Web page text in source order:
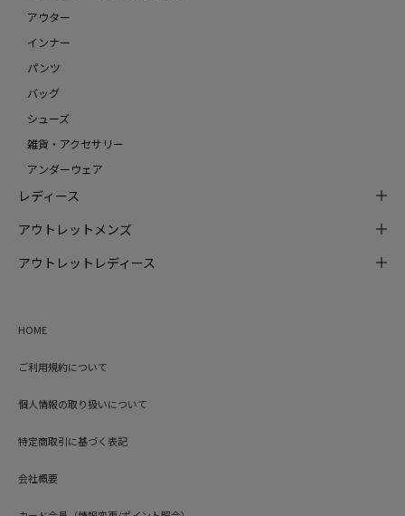
アウター
インナー
パンツ
バッグ
シューズ
雑貨・アクセサリー
アンダーウェア
レディース
アウトレットメンズ
アウトレットレディース
HOME
ご利用規約について
個人情報の取り扱いについて
特定商取引に基づく表記
会社概要